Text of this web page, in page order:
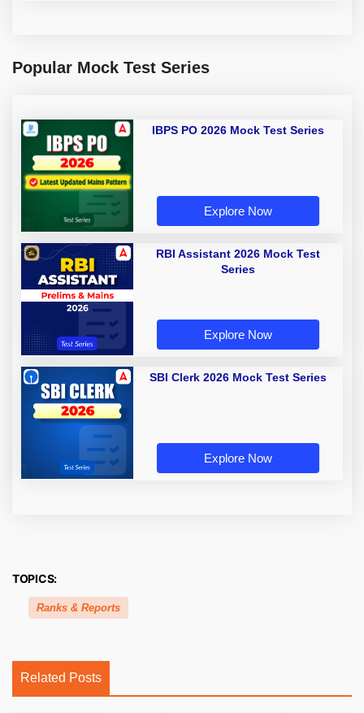
Popular Mock Test Series
IBPS PO 2026 Mock Test Series
Explore Now
RBI Assistant 2026 Mock Test
Series
Explore Now
SBI Clerk 2026 Mock Test Series
Explore Now
TOPICS:
Ranks & Reports
Related Posts